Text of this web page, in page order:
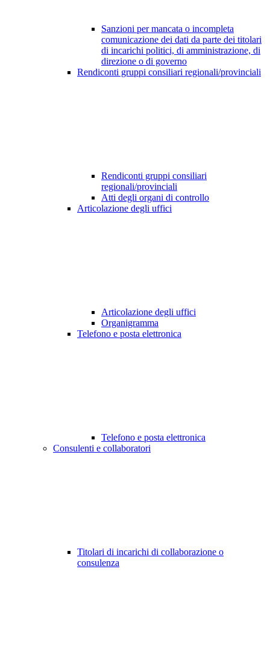
Sanzioni per mancata o incompleta
comunicazione dei dati da parte dei titolari
di incarichi politici, di amministrazione, di
direzione o di governo
Rendiconti gruppi consiliari regionali/provinciali
Rendiconti gruppi consiliari
regionali/provinciali
Atti degli organi di controllo
Articolazione degli uffici
Articolazione degli uffici
Organigramma
Telefono e posta elettronica
Telefono e posta elettronica
Consulenti e collaboratori
Titolari di incarichi di collaborazione o
consulenza